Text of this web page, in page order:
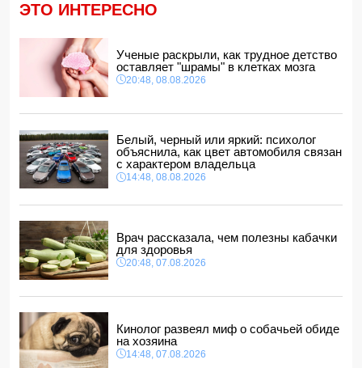
обвинений в адрес Инфантино
ВС РФ взяли под контроль Ивановку в Харьковской
области
14:04, 08.08.2026
Прогноз погоды в Азербайджане на 9 августа
14:00, 08.08.2026
Никол Пашинян позвонил Ильхаму Алиеву
12:48, 08.08.2026
СМИ: США ищут на Кубе фигуру для повторения
"венесуэльского сценария"
ЭТО ИНТЕРЕСНО
Ученые раскрыли, как трудное детство
оставляет "шрамы" в клетках мозга
20:48, 08.08.2026
Белый, черный или яркий: психолог
объяснила, как цвет автомобиля связан
с характером владельца
14:48, 08.08.2026
Врач рассказала, чем полезны кабачки
для здоровья
20:48, 07.08.2026
Кинолог развеял миф о собачьей обиде
на хозяина
14:48, 07.08.2026